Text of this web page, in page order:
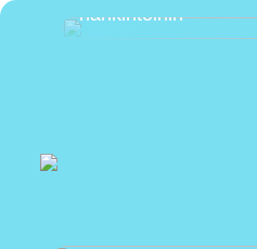
hankintoihin